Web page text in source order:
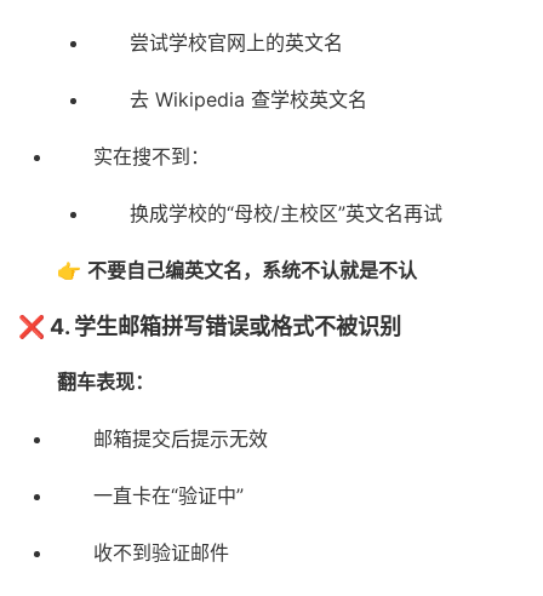
尝试学校官网上的英文名
去 Wikipedia 查学校英文名
实在搜不到：
换成学校的“母校/主校区”英文名再试
👉 不要自己编英文名，系统不认就是不认
❌ 4. 学生邮箱拼写错误或格式不被识别
翻车表现：
邮箱提交后提示无效
一直卡在“验证中”
收不到验证邮件